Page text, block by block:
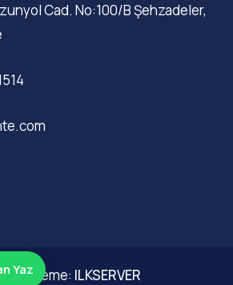
Cad. No:100/B Şehzadeler,
ILKSERVER
Yaz